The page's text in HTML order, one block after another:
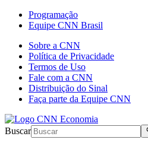
Programação
Equipe CNN Brasil
Sobre a CNN
Política de Privacidade
Termos de Uso
Fale com a CNN
Distribuição do Sinal
Faça parte da Equipe CNN
Buscar